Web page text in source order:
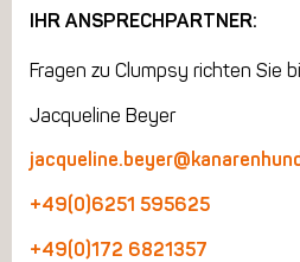
IHR ANSPRECHPARTNER:
Fragen zu Clumpsy richten Sie
Jacqueline Beyer
+49(0)6251 595625
+49(0)172 6821357